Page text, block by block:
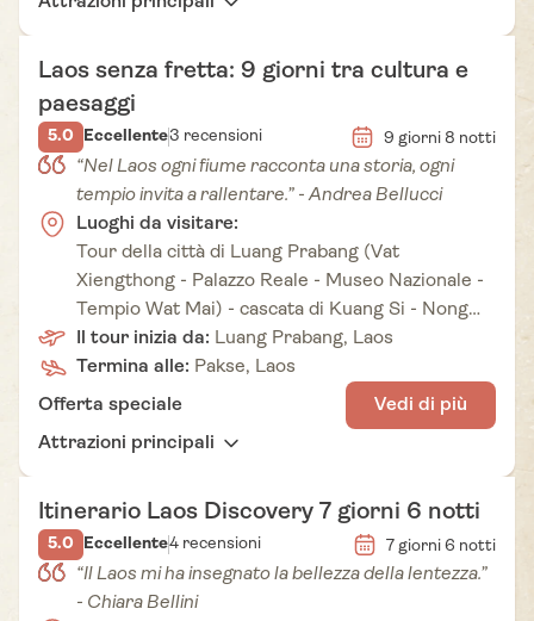
Laos senza fretta: 9 giorni tra cultura e
paesaggi
5.0 Eccellente3 recensioni 9 giorni 8 notti
“Nel Laos ogni fiume racconta una storia, ogni
tempio invita a rallentare.” - Andrea Bellucci
Luoghi da visitare:
Tour della città di Luang Prabang (Vat
Xiengthong - Palazzo Reale - Museo Nazionale -
Tempio Wat Mai) - cascata di Kuang Si - Nong
Khiew - Muong Ngoy - grotta di Pak Ou - Pakse -
altopiano di Boloven - Champasak - tempio di
Wat Phou - isola di Done Khong - Pakse
Il tour inizia da: Luang Prabang, Laos
Termina alle: Pakse, Laos
Attrazioni principali
Offerta speciale Vedi di più
Itinerario Laos Discovery 7 giorni 6 notti
5.0 Eccellente4 recensioni 7 giorni 6 notti
“Il Laos mi ha insegnato la bellezza della lentezza.”
- Chiara Bellini